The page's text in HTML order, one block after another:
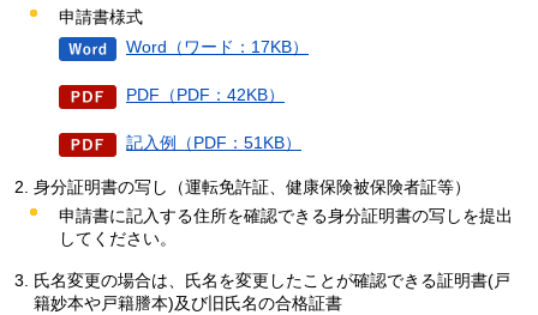
申請書様式
Word（ワード：17KB）
PDF（PDF：42KB）
記入例（PDF：51KB）
身分証明書の写し（運転免許証、健康保険被保険者証等）
申請書に記入する住所を確認できる身分証明書の写しを提出
してください。
氏名変更の場合は、氏名を変更したことが確認できる証明書(戸
籍妙本や戸籍謄本)及び旧氏名の合格証書